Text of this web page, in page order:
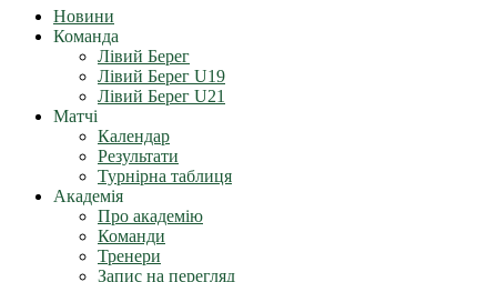
Новини
Команда
Лівий Берег
Лівий Берег U19
Лівий Берег U21
Матчі
Календар
Результати
Турнірна таблиця
Академія
Про академію
Команди
Тренери
Запис на перегляд